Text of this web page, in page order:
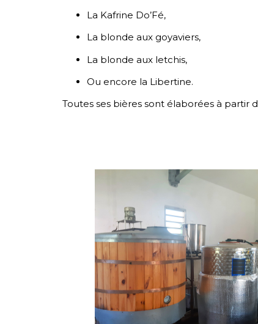
La Kafrine Do’Fé,
La blonde aux goyaviers,
La blonde aux letchis,
Ou encore la Libertine.
Toutes ses bières sont élaborées à partir